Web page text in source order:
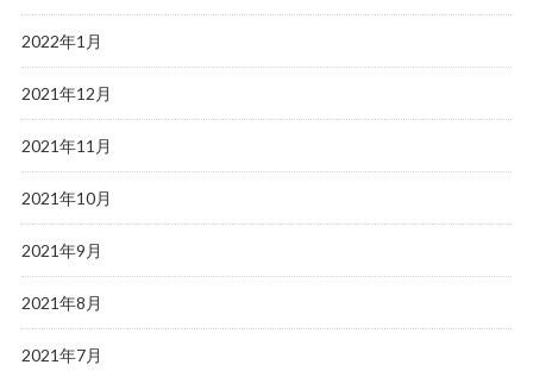
2022年1月
2021年12月
2021年11月
2021年10月
2021年9月
2021年8月
2021年7月